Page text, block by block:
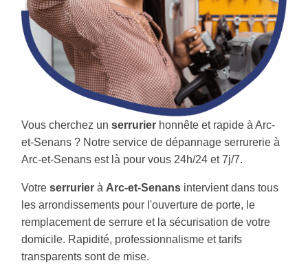
Vous cherchez un serrurier honnête et rapide à Arc-
et-Senans ? Notre service de dépannage serrurerie à
Arc-et-Senans est là pour vous 24h/24 et 7j/7.
Votre serrurier à Arc-et-Senans intervient dans tous
les arrondissements pour l'ouverture de porte, le
remplacement de serrure et la sécurisation de votre
domicile. Rapidité, professionnalisme et tarifs
transparents sont de mise.